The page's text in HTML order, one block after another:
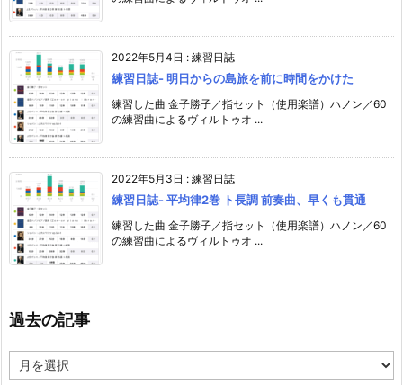
2022年5月4日 : 練習日誌
練習日誌- 明日からの島旅を前に時間をかけた
練習した曲 金子勝子／指セット（使用楽譜）ハノン／60
の練習曲によるヴィルトゥオ ...
2022年5月3日 : 練習日誌
練習日誌- 平均律2巻 ト長調 前奏曲、早くも貫通
練習した曲 金子勝子／指セット（使用楽譜）ハノン／60
の練習曲によるヴィルトゥオ ...
過去の記事
去